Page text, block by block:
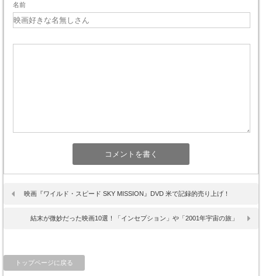
名前
映画『ワイルド・スピード SKY MISSION』DVD 米で記録的売り上げ！
結末が微妙だった映画10選！「インセプション」や「2001年宇宙の旅」
トップページに戻る